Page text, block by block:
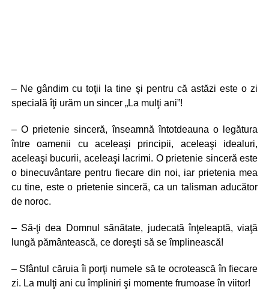
– Ne gândim cu toţii la tine şi pentru că astăzi este o zi
specială îţi urăm un sincer „La mulţi ani”!
– O prietenie sinceră, înseamnă întotdeauna o legătura
între oamenii cu aceleaşi principii, aceleaşi idealuri,
aceleaşi bucurii, aceleaşi lacrimi. O prietenie sinceră este
o binecuvântare pentru fiecare din noi, iar prietenia mea
cu tine, este o prietenie sinceră, ca un talisman aducător
de noroc.
– Să-ţi dea Domnul sănătate, judecată înţeleaptă, viaţă
lungă pământească, ce doreşti să se împlinească!
– Sfântul căruia îi porţi numele să te ocrotească în fiecare
zi. La mulţi ani cu împliniri şi momente frumoase în viitor!